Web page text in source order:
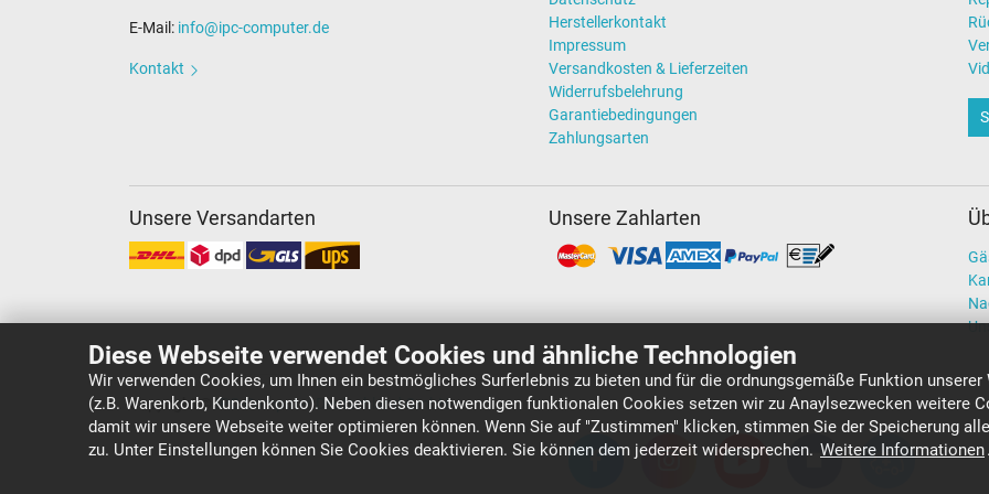
Diese Webseite verwendet Cookies und ähnliche Technologien
Wir verwenden Cookies, um Ihnen ein bestmögliches Surferlebnis zu bieten und für die ordnungsgemäße Funktion unserer
(z.B. Warenkorb, Kundenkonto). Neben diesen notwendigen funktionalen Cookies setzen wir zu Anaylsezwecken weitere
damit wir unsere Webseite weiter optimieren können. Wenn Sie auf "Zustimmen" klicken, stimmen Sie der Speicherung
zu. Unter Einstellungen können Sie Cookies deaktivieren. Sie können dem jederzeit widersprechen. Weitere Informationen.
E-Mail: info@ipc-computer.de
Kontakt
Herstellerkontakt
Impressum
Versandkosten & Lieferzeiten
Widerrufsbelehrung
Garantiebedingungen
Zahlungsarten
Unsere Versandarten Unsere Zahlarten
Copyright ©IPC-Computer Deutschland GmbH